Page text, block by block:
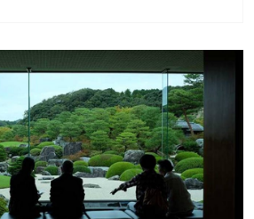
งจุดเริ่มต้นสวนของคนรักแมวแห่งนี้
[…]
ดิมที่บ้านของเขา และสวนที่บ้านคุณ
ซ็น สวนคาเระซันซุย หรือสวนโระจินั้นไม่
งใจไว้ตั้งแต่ก่อนจะย้ายมาอยู่บ้านนี้แล้ว
ลาคาร์ป ด้วยความชอบและความผูกพัน
ใช้ชีวิตอยู่ที่ประเทศญี่ปุ่น บ่อปลาคาร์
ลือกที่ลงตัวเหมาะสมที่สุดครับ ตอนนั้น
งไม่ได้ทำงานจัดสวนจริงจัง เลยคิดว่า